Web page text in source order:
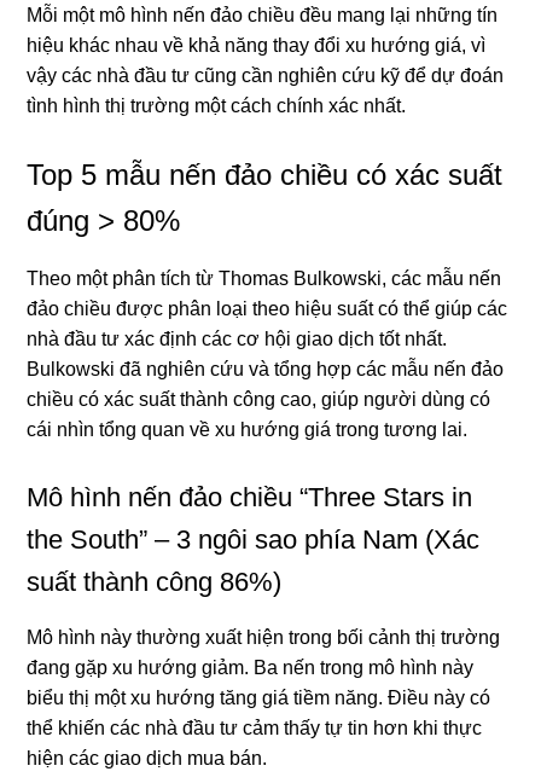
Mỗi một mô hình nến đảo chiều đều mang lại những tín
hiệu khác nhau về khả năng thay đổi xu hướng giá, vì
vậy các nhà đầu tư cũng cần nghiên cứu kỹ để dự đoán
tình hình thị trường một cách chính xác nhất.
Top 5 mẫu nến đảo chiều có xác suất
đúng > 80%
Theo một phân tích từ Thomas Bulkowski, các mẫu nến
đảo chiều được phân loại theo hiệu suất có thể giúp các
nhà đầu tư xác định các cơ hội giao dịch tốt nhất.
Bulkowski đã nghiên cứu và tổng hợp các mẫu nến đảo
chiều có xác suất thành công cao, giúp người dùng có
cái nhìn tổng quan về xu hướng giá trong tương lai.
Mô hình nến đảo chiều “Three Stars in
the South” – 3 ngôi sao phía Nam (Xác
suất thành công 86%)
Mô hình này thường xuất hiện trong bối cảnh thị trường
đang gặp xu hướng giảm. Ba nến trong mô hình này
biểu thị một xu hướng tăng giá tiềm năng. Điều này có
thể khiến các nhà đầu tư cảm thấy tự tin hơn khi thực
hiện các giao dịch mua bán.